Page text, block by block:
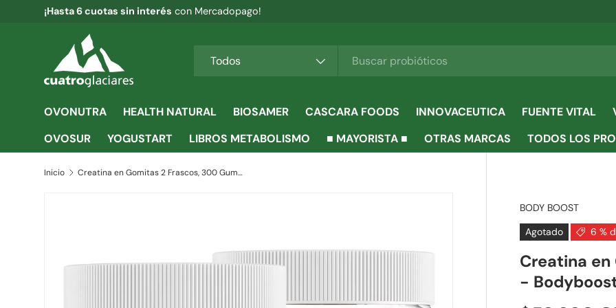
¡Hasta 6 cuotas sin interés con Mercadopago!
Todos
OVONUTRA HEALTH NATURAL BIOSAMER CASCARA FOODS INNOVACEUTICA FUENTE VITAL
OVOSUR
YOGUSTART LIBROS METABOLISMO ■ MAYORISTA ■ OTRAS MARCAS TODOS LOS
Inicio Creatina en Gomitas 2 Frascos, 300 Gummies - Bodyboost
BODY BOOST
Agotado
6 %
Creatina en
-